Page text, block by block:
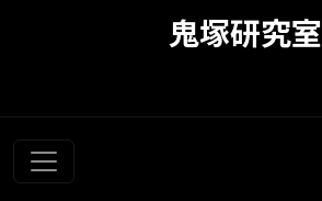
鬼塚研究室